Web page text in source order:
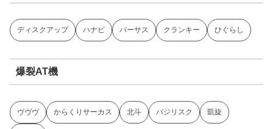
ディスクアップ ハナビ バーサス クランキー ひぐらし
爆裂AT機
ヴヴヴ からくりサーカス 北斗 バジリスク 凱旋